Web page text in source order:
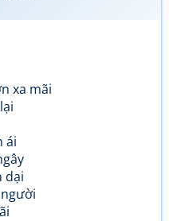
xa mãi
ái
dại